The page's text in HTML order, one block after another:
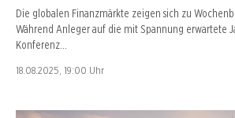
Die globalen Finanzmärkte zeigen sich zu
Während Anleger auf die mit Spannung erwartete
Konferenz…
18.08.2025, 19:00 Uhr